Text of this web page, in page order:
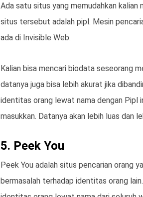
Ada satu situs yang memudahkan
situs tersebut adalah pipl. Mesin
ada di Invisible Web.
Kalian bisa mencari biodata seseorang
datanya juga bisa lebih akurat jika
identitas orang lewat nama dengan Pipl
masukkan. Datanya akan lebih luas dan
5. Peek You
Peek You adalah situs pencarian orang
bermasalah terhadap identitas orang